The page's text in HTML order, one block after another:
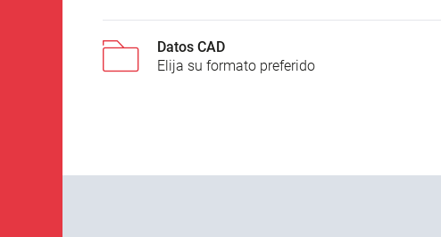
Datos CAD
Elija su formato preferido